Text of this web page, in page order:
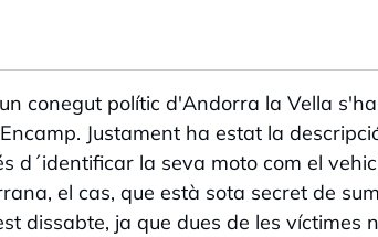
conegut polític d'Andorra la Vella
Justament ha estat la
d´identificar la seva moto com el
el cas, que està sota secret de
dissabte, ja que dues de les víctimes